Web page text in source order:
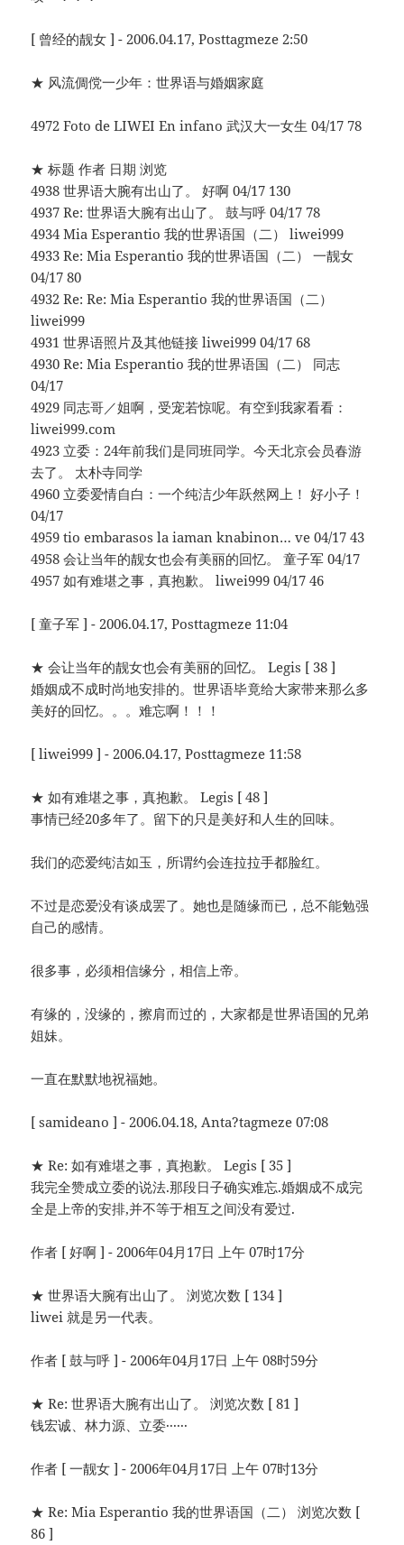
[ 曾经的靓女 ] - 2006.04.17, Posttagmeze 2:50
★ 风流倜傥一少年：世界语与婚姻家庭
4972 Foto de LIWEI En infano 武汉大一女生 04/17 78
★ 标题 作者 日期 浏览
4938 世界语大腕有出山了。 好啊 04/17 130
4937 Re: 世界语大腕有出山了。 鼓与呼 04/17 78
4934 Mia Esperantio 我的世界语国（二） liwei999
4933 Re: Mia Esperantio 我的世界语国（二） 一靓女
04/17 80
4932 Re: Re: Mia Esperantio 我的世界语国（二）
liwei999
4931 世界语照片及其他链接 liwei999 04/17 68
4930 Re: Mia Esperantio 我的世界语国（二） 同志
04/17
4929 同志哥／姐啊，受宠若惊呢。有空到我家看看：
liwei999.com
4923 立委：24年前我们是同班同学。今天北京会员春游
去了。 太朴寺同学
4960 立委爱情自白：一个纯洁少年跃然网上！ 好小子！
04/17
4959 tio embarasos la iaman knabinon… ve 04/17 43
4958 会让当年的靓女也会有美丽的回忆。 童子军 04/17
4957 如有难堪之事，真抱歉。 liwei999 04/17 46
[ 童子军 ] - 2006.04.17, Posttagmeze 11:04
★ 会让当年的靓女也会有美丽的回忆。 Legis [ 38 ]
婚姻成不成时尚地安排的。世界语毕竟给大家带来那么多
美好的回忆。。。难忘啊！！！
[ liwei999 ] - 2006.04.17, Posttagmeze 11:58
★ 如有难堪之事，真抱歉。 Legis [ 48 ]
事情已经20多年了。留下的只是美好和人生的回味。
我们的恋爱纯洁如玉，所谓约会连拉拉手都脸红。
不过是恋爱没有谈成罢了。她也是随缘而已，总不能勉强
自己的感情。
很多事，必须相信缘分，相信上帝。
有缘的，没缘的，擦肩而过的，大家都是世界语国的兄弟
姐妹。
一直在默默地祝福她。
[ samideano ] - 2006.04.18, Anta?tagmeze 07:08
★ Re: 如有难堪之事，真抱歉。 Legis [ 35 ]
我完全赞成立委的说法.那段日子确实难忘.婚姻成不成完
全是上帝的安排,并不等于相互之间没有爱过.
作者 [ 好啊 ] - 2006年04月17日 上午 07时17分
★ 世界语大腕有出山了。 浏览次数 [ 134 ]
liwei 就是另一代表。
作者 [ 鼓与呼 ] - 2006年04月17日 上午 08时59分
★ Re: 世界语大腕有出山了。 浏览次数 [ 81 ]
钱宏诚、林力源、立委······
作者 [ 一靓女 ] - 2006年04月17日 上午 07时13分
★ Re: Mia Esperantio 我的世界语国（二） 浏览次数 [
86 ]